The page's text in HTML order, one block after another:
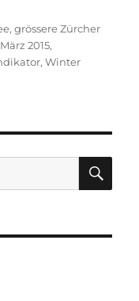
,grössere Zürcher
2015,
,Winter